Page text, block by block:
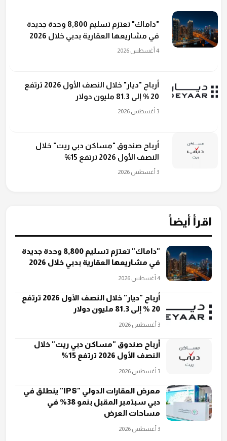
"داماك" تعتزم تسليم 8,800 وحدة جديدة
في مشاريعها العقارية بدبي خلال 2026
4 أغسطس 2026
أرباح "ديار" خلال النصف الأول 2026 ترتفع
20 % إلى 81.3 مليون دولار
3 أغسطس 2026
أرباح صندوق "مساكن دبي ريت" خلال
النصف الأول 2026 ترتفع 15%
3 أغسطس 2026
اقرأ أيضاً
"داماك" تعتزم تسليم 8,800 وحدة جديدة
في مشاريعها العقارية بدبي خلال 2026
4 أغسطس 2026
أرباح "ديار" خلال النصف الأول 2026 ترتفع
20 % إلى 81.3 مليون دولار
3 أغسطس 2026
أرباح صندوق "مساكن دبي ريت" خلال
النصف الأول 2026 ترتفع 15%
3 أغسطس 2026
معرض العقارات الدولي "IPS" ينطلق في
دبي سبتمبر المقبل بنمو 38% في
مساحات العرض
3 أغسطس 2026